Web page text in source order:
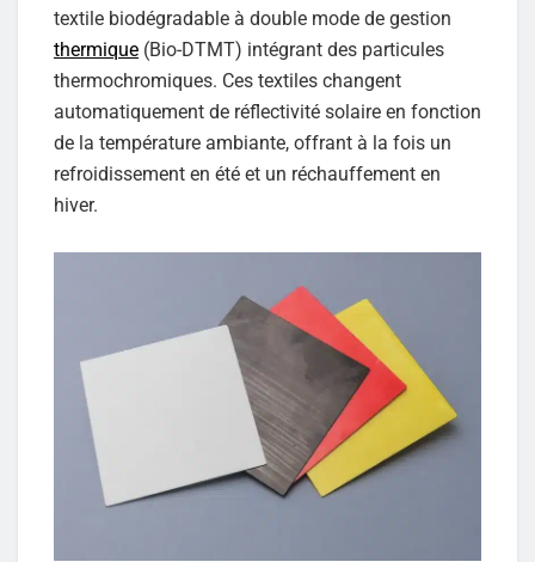
textile biodégradable à double mode de gestion
thermique (Bio-DTMT) intégrant des particules
thermochromiques. Ces textiles changent
automatiquement de réflectivité solaire en fonction
de la température ambiante, offrant à la fois un
refroidissement en été et un réchauffement en
hiver.